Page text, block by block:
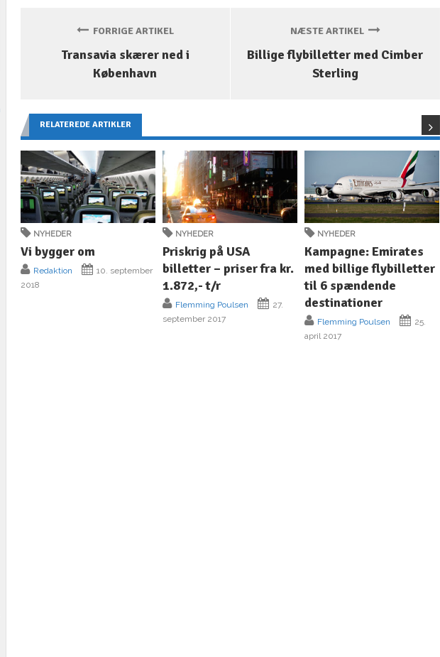
FORRIGE ARTIKEL
Transavia skærer ned i
København
NÆSTE ARTIKEL
Billige flybilletter med Cimber
Sterling
RELATEREDE ARTIKLER
NYHEDER
Vi bygger om
Redaktion
10. september
2018
NYHEDER
Priskrig på USA
billetter – priser fra kr.
1.872,- t/r
Flemming Poulsen
27.
september 2017
NYHEDER
Kampagne: Emirates
med billige flybilletter
til 6 spændende
destinationer
Flemming Poulsen
25.
april 2017